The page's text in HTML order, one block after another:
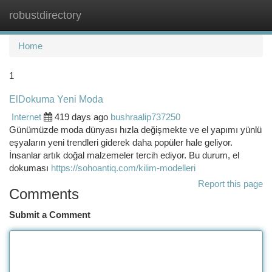
robustdirectory
Home
1
ElDokuma Yeni Moda
Internet
419 days ago bushraalip737250
Günümüzde moda dünyası hızla değişmekte ve el yapımı yünlü
eşyaların yeni trendleri giderek daha popüler hale geliyor.
İnsanlar artık doğal malzemeler tercih ediyor. Bu durum, el
dokuması https://sohoantiq.com/kilim-modelleri
Report this page
Comments
Submit a Comment